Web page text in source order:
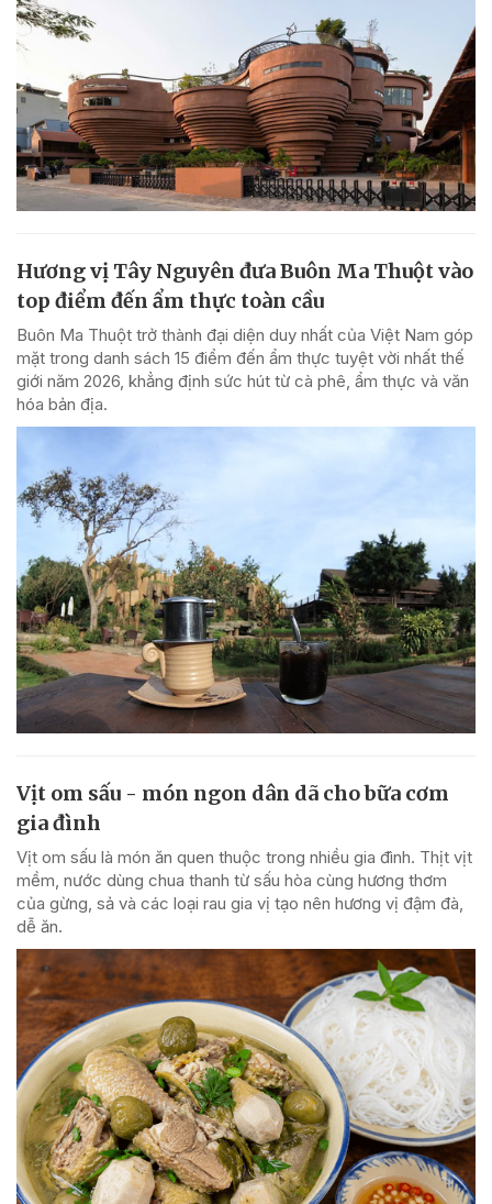
Hương vị Tây Nguyên đưa Buôn Ma Thuột vào
top điểm đến ẩm thực toàn cầu
Buôn Ma Thuột trở thành đại diện duy nhất của Việt Nam góp
mặt trong danh sách 15 điểm đến ẩm thực tuyệt vời nhất thế
giới năm 2026, khẳng định sức hút từ cà phê, ẩm thực và văn
hóa bản địa.
Vịt om sấu - món ngon dân dã cho bữa cơm
gia đình
Vịt om sấu là món ăn quen thuộc trong nhiều gia đình. Thịt vịt
mềm, nước dùng chua thanh từ sấu hòa cùng hương thơm
của gừng, sả và các loại rau gia vị tạo nên hương vị đậm đà,
dễ ăn.